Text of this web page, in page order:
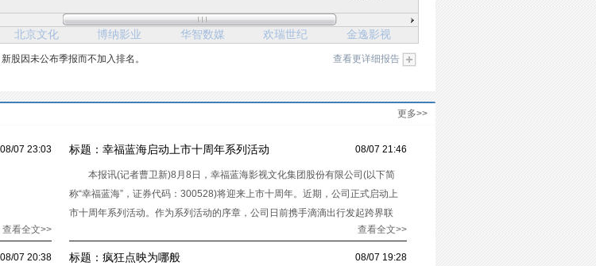
北京文化 博纳影业 华智数媒 欢瑞世纪 金逸影视
查看更详细报告
股因未公布季报而不加入排名。
更多>>
08/07 23:03
查看全文>>
08/07 21:46
标题： 幸福蓝海启动上市十周年系列活动
本报讯(记者曹卫新)8月8日，幸福蓝海影视文化集团股份有限公司(以下简
称“幸福蓝海”，证券代码：300528)将迎来上市十周年。近期，公司正式启动上
市十周年系列活动。作为系列活动的序章，公司日前携手滴滴出行发起跨界联
查看全文>>
08/07 20:38 08/07 19:28
标题： 疯狂点映为哪般